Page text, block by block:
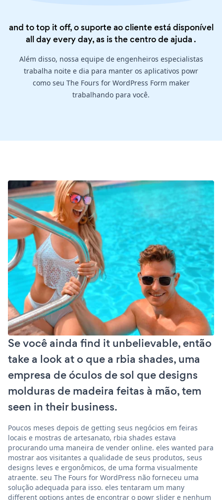
and to top it off, o suporte ao cliente está disponível
all day every day, as is thecentro de ajuda .
Além disso, nossa equipe de engenheiros especialistas
trabalha noite e dia para manter os aplicativos powr
como seu The Fours for WordPress Form maker
trabalhando para você.
Se você ainda find it unbelievable, então
take a look at o que a rbia shades, uma
empresa de óculos de sol que designs
molduras de madeira feitas à mão, tem
seen in their business.
Poucos meses depois de getting seus negócios em feiras
locais e mostras de artesanato, rbia shades estava
procurando uma maneira de vender online. eles wanted para
mostrar aos visitantes a qualidade de seus produtos, seus
designs leves e ergonômicos, de uma forma visualmente
atraente. seu The Fours for WordPress não forneceu uma
solução adequada para isso. eles tentaram um many
different options antes de encontrar o powr slider e nenhum